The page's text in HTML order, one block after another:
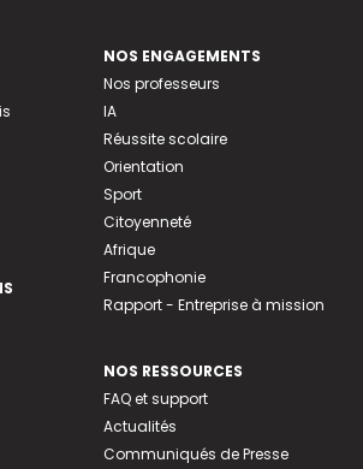
NOS ENGAGEMENTS
Nos professeurs
IA
Réussite scolaire
Orientation
Sport
Citoyenneté
Afrique
Francophonie
Rapport - Entreprise à mission
NOS RESSOURCES
FAQ et support
Actualités
Communiqués de Presse